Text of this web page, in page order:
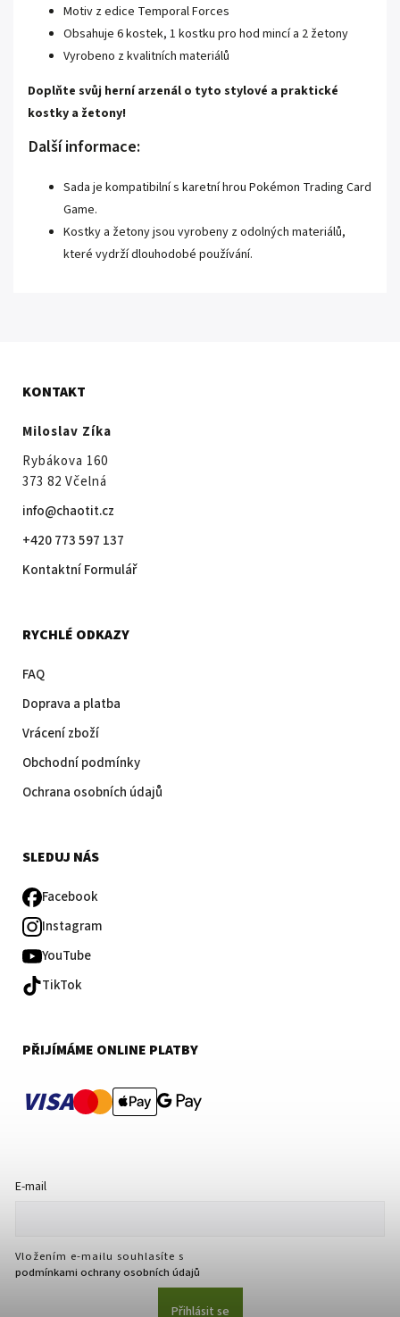
Motiv z edice Temporal Forces
Obsahuje 6 kostek, 1 kostku pro hod mincí a 2 žetony
Vyrobeno z kvalitních materiálů
Doplňte svůj herní arzenál o tyto stylové a praktické
kostky a žetony!
Další informace:
Sada je kompatibilní s karetní hrou Pokémon Trading Card
Game.
Kostky a žetony jsou vyrobeny z odolných materiálů,
které vydrží dlouhodobé používání.
KONTAKT
Miloslav Zíka
Rybákova 160
373 82 Včelná
info@chaotit.cz
+420 773 597 137
Kontaktní Formulář
RYCHLÉ ODKAZY
FAQ
Doprava a platba
Vrácení zboží
Obchodní podmínky
Ochrana osobních údajů
SLEDUJ NÁS
Facebook
Instagram
YouTube
TikTok
PŘIJÍMÁME ONLINE PLATBY
VISA
E-mail
Vložením e-mailu souhlasíte s
podmínkami ochrany osobních údajů
Přihlásit se